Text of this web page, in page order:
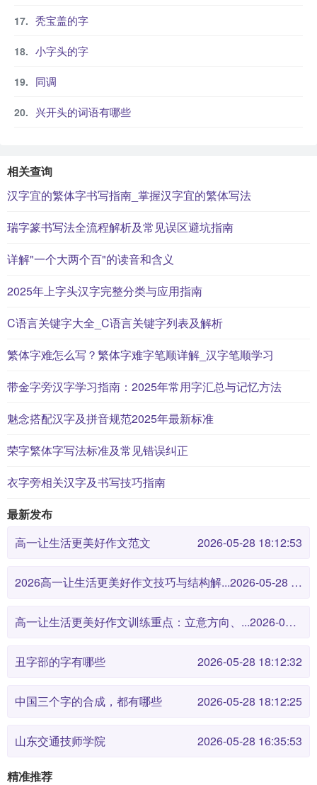
秃宝盖的字
小字头的字
同调
兴开头的词语有哪些
相关查询
汉字宜的繁体字书写指南_掌握汉字宜的繁体写法
瑞字篆书写法全流程解析及常见误区避坑指南
详解"一个大两个百"的读音和含义
2025年上字头汉字完整分类与应用指南
C语言关键字大全_C语言关键字列表及解析
繁体字难怎么写？繁体字难字笔顺详解_汉字笔顺学习
带金字旁汉字学习指南：2025年常用字汇总与记忆方法
魅念搭配汉字及拼音规范2025年最新标准
荣字繁体字写法标准及常见错误纠正
衣字旁相关汉字及书写技巧指南
最新发布
高一让生活更美好作文范文
2026-05-28 18:12:53
2026高一让生活更美好作文技巧与结构解... 2026-05-28 18:12:46
高一让生活更美好作文训练重点：立意方向、... 2026-05-28 18:12:38
丑字部的字有哪些 2026-05-28 18:12:32
中国三个字的合成，都有哪些 2026-05-28 18:12:25
山东交通技师学院 2026-05-28 16:35:53
精准推荐